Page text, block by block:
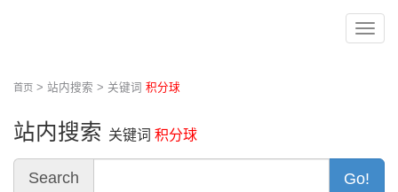
切
首页 > 站内搜索 > 关键词 积分球
站内搜索 关键词 积分球
Search Go!